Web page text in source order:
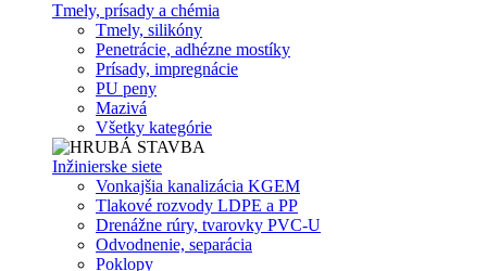
Tmely, prísady a chémia
Tmely, silikóny
Penetrácie, adhézne mostíky
Prísady, impregnácie
PU peny
Mazivá
Všetky kategórie
Inžinierske siete
Vonkajšia kanalizácia KGEM
Tlakové rozvody LDPE a PP
Drenážne rúry, tvarovky PVC-U
Odvodnenie, separácia
Poklopy